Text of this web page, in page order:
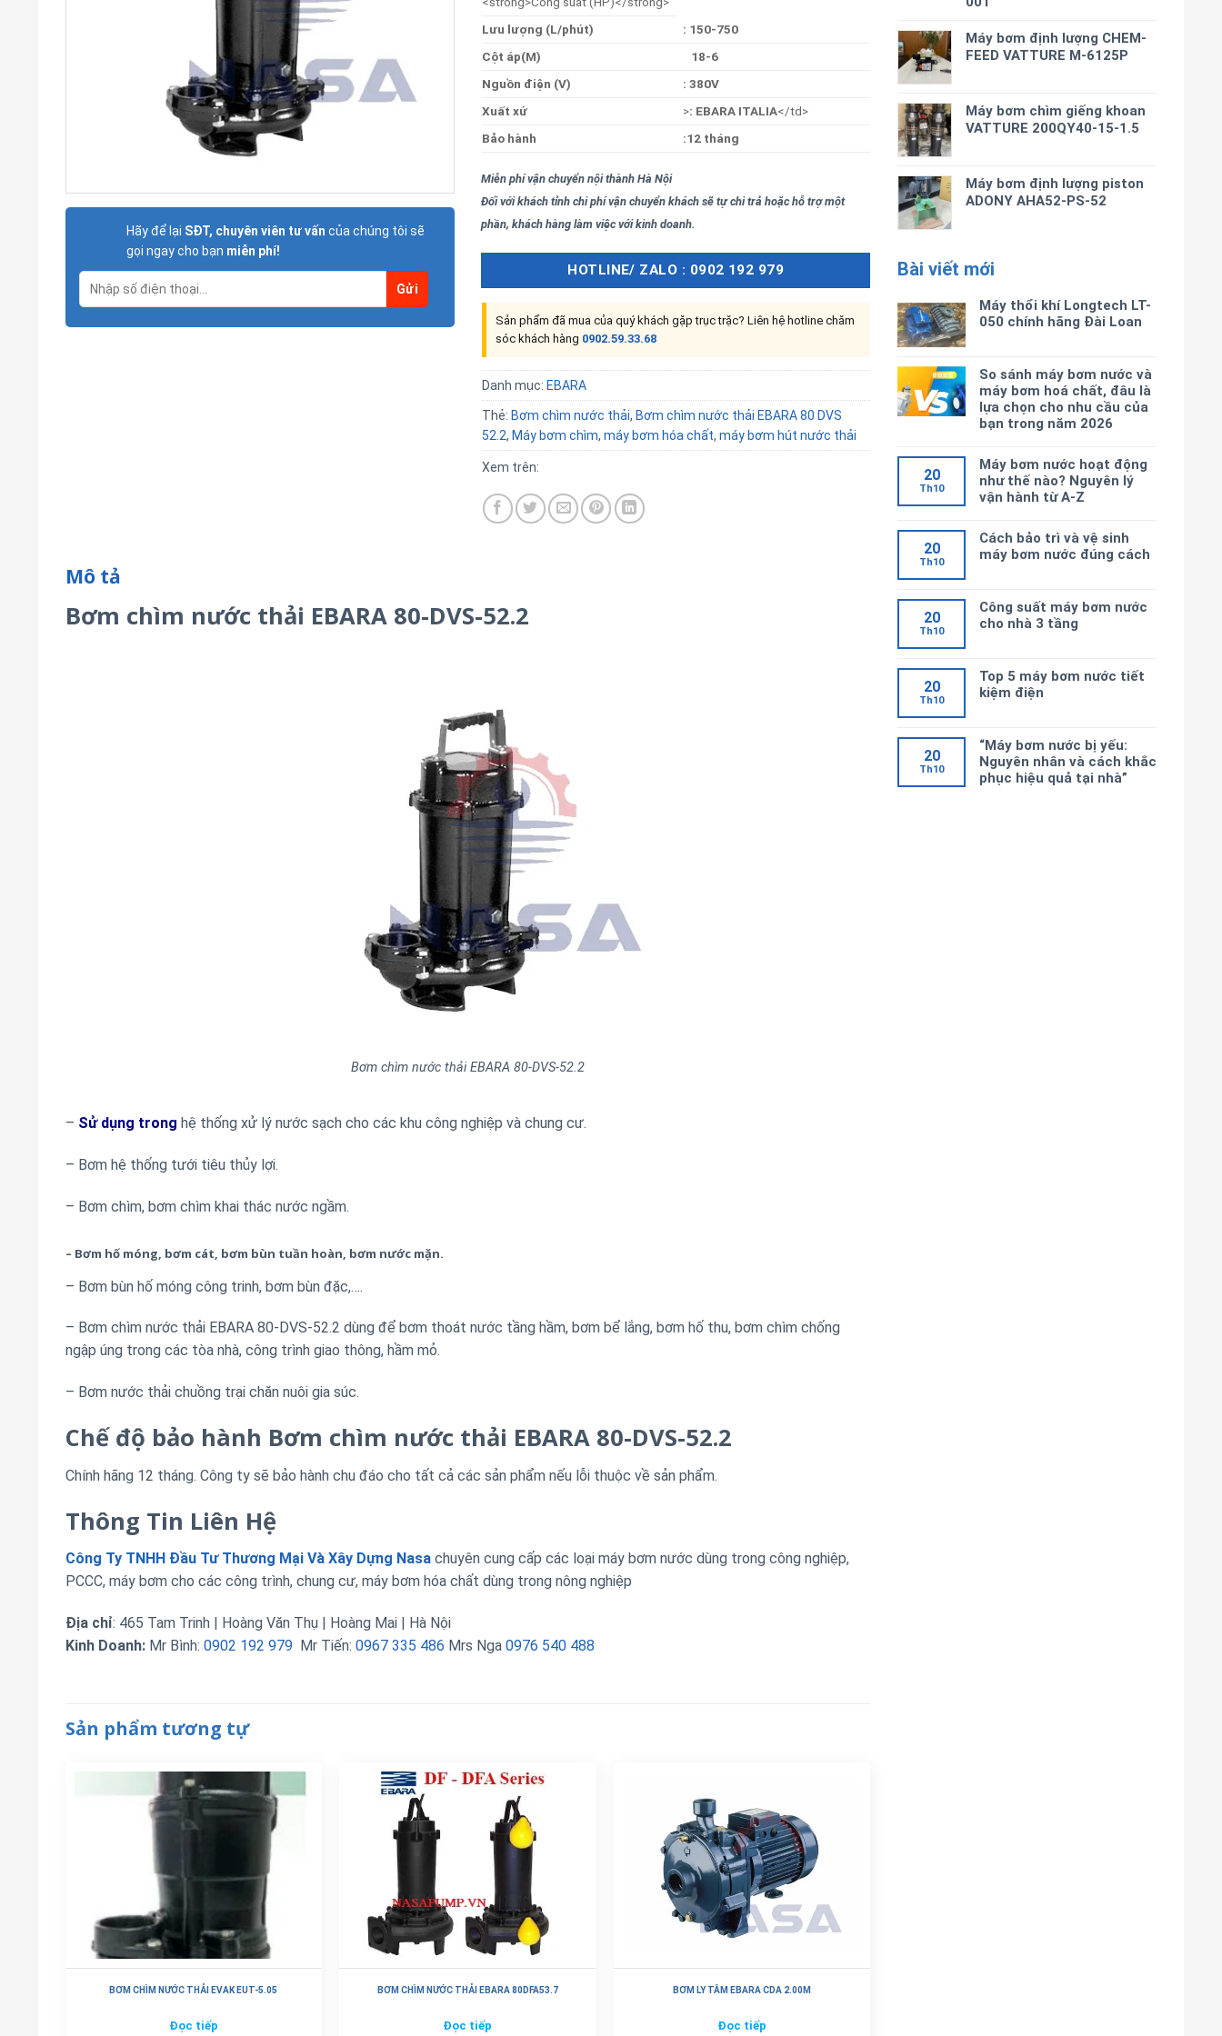
Máy bơm định lượng CHEM-
FEED VATTURE M-6125P
Máy bơm chìm giếng khoan
VATTURE 200QY40-15-1.5
Máy bơm định lượng piston
ADONY AHA52-PS-52
Bài viết mới
Máy thổi khí Longtech LT-
050 chính hãng Đài Loan
So sánh máy bơm nước và
máy bơm hoá chất, đâu là
lựa chọn cho nhu cầu của
bạn trong năm 2026
20
Th10
Máy bơm nước hoạt động
như thế nào? Nguyên lý
vận hành từ A-Z
20
Th10
Cách bảo trì và vệ sinh
máy bơm nước đúng cách
20
Th10
Công suất máy bơm nước
cho nhà 3 tầng
20
Th10
Top 5 máy bơm nước tiết
kiệm điện
20
Th10
“Máy bơm nước bị yếu:
Nguyên nhân và cách khắc
phục hiệu quả tại nhà”
Hãy để lại SĐT, chuyên viên tư vấn của chúng tôi sẽ
gọi ngay cho bạn miễn phí!
Lưu lượng (L/phút)
: 150-750
Cột áp(M)
18-6
Nguồn điện (V)
:380V
Xuất xứ
>: EBARA ITALIA</td>
Bảo hành
:12 tháng
Miễn phí vận chuyển nội thành Hà Nội
Đối với khách tỉnh chi phí vận chuyển khách sẽ tự chi trả hoặc hỗ trợ một
phần, khách hàng làm việc với kinh doanh.
HOTLINE/ ZALO : 0902 192 979
Sản phẩm đã mua của quý khách gặp trục trặc? Liên hệ hotline chăm
sóc khách hàng 0902.59.33.68
Danh mục: EBARA
Thẻ: Bơm chìm nước thải, Bơm chìm nước thải EBARA 80 DVS
52.2, Máy bơm chìm, máy bơm hóa chất, máy bơm hút nước thải
Xem trên:
Mô tả
Bơm chìm nước thải EBARA 80-DVS-52.2
Bơm chìm nước thải EBARA 80-DVS-52.2
– Sử dụng trong hệ thống xử lý nước sạch cho các khu công nghiệp và chung cư.
– Bơm hệ thống tưới tiêu thủy lợi.
– Bơm chìm, bơm chìm khai thác nước ngầm.
– Bơm hố móng, bơm cát, bơm bùn tuần hoàn, bơm nước mặn.
– Bơm bùn hố móng công trinh, bơm bùn đặc,….
– Bơm chìm nước thải EBARA 80-DVS-52.2 dùng để bơm thoát nước tầng hầm, bơm bể lắng, bơm hố thu, bơm chìm chống
ngập úng trong các tòa nhà, công trình giao thông, hầm mỏ.
– Bơm nước thải chuồng trại chăn nuôi gia súc.
Chế độ bảo hành Bơm chìm nước thải EBARA 80-DVS-52.2
Chính hãng 12 tháng. Công ty sẽ bảo hành chu đáo cho tất cả các sản phẩm nếu lỗi thuộc về sản phẩm.
Thông Tin Liên Hệ
Công Ty TNHH Đầu Tư Thương Mại Và Xây Dựng Nasa chuyên cung cấp các loại máy bơm nước dùng trong công nghiệp,
PCCC, máy bơm cho các công trình, chung cư, máy bơm hóa chất dùng trong nông nghiệp
Địa chỉ: 465 Tam Trinh | Hoàng Văn Thụ | Hoàng Mai | Hà Nội
Kinh Doanh: Mr Bình: 0902 192 979 Mr Tiến: 0967 335 486 Mrs Nga 0976 540 488
Sản phẩm tương tự
BƠM CHÌM NƯỚC THẢI EVAK EUT-5.05
Đọc tiếp
BƠM CHÌM NƯỚC THẢI EBARA 80DFA53.7
Đọc tiếp
BƠM LY TÂM EBARA CDA 2.00M
Đọc tiếp